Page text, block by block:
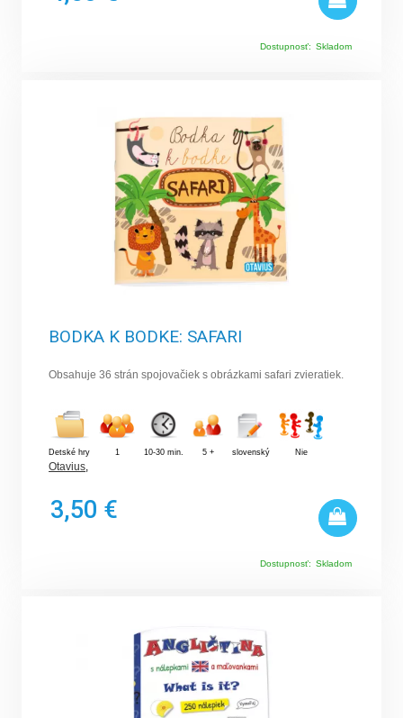
Dostupnosť: Skladom
BODKA K BODKE: SAFARI
Obsahuje 36 strán spojovačiek s obrázkami safari zvieratiek.
Detské hry 1 10-30 min. 5 + slovenský Nie
Otavius
3,50 €
Dostupnosť: Skladom